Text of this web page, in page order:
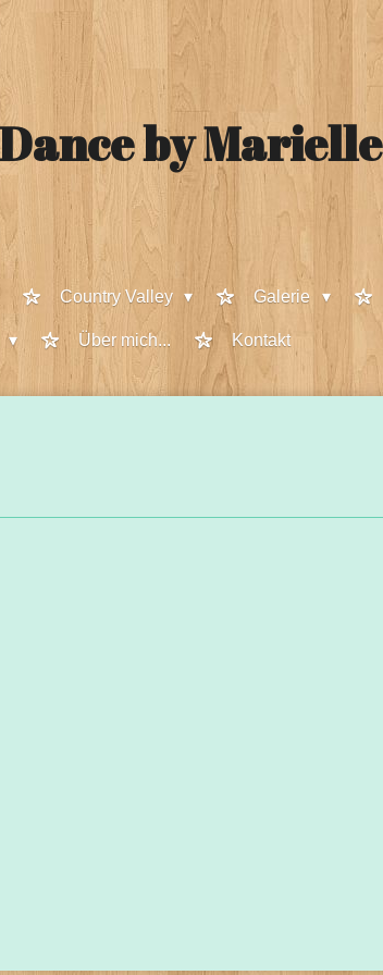
by Marielle
Country Valley Galerie
Über mich... Kontakt